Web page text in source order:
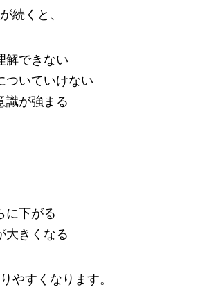
続くと、
解できない
ついていけない
識が強まる
に下がる
大きくなる
やすくなります。